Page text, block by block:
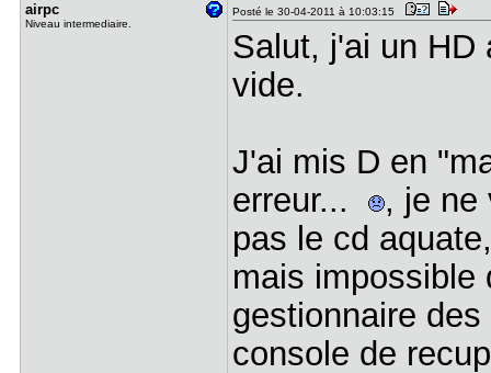
airpc
Niveau intermediaire.
Posté le 30-04-2011 à 10:03:15
Salut, j'ai un HD
vide.
J'ai mis D en
erreur...
, je ne
pas le cd
mais impossible
gestionnaire
console de